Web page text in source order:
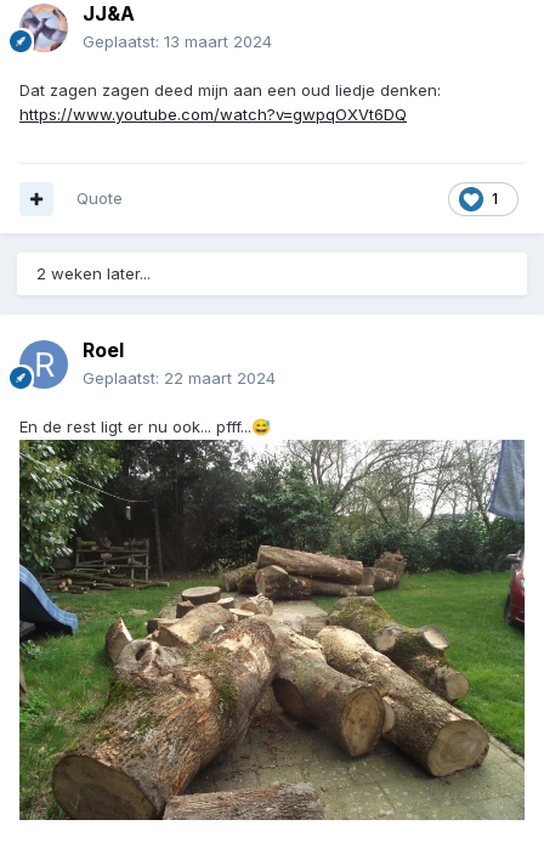
JJ&A
Geplaatst: 13 maart 2024
Dat zagen zagen deed mijn aan een oud liedje denken:
https://www.youtube.com/watch?v=gwpqOXVt6DQ
1
Quote
2 weken later...
Roel
Geplaatst: 22 maart 2024
En de rest ligt er nu ook... pfff...😅